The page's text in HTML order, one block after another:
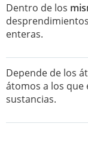
Dentro de los
enteras.
Depende de los
átomos a los que
sustancias.